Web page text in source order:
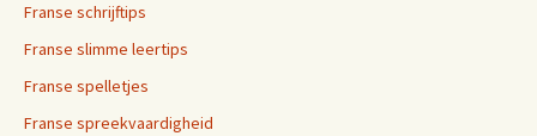
Franse schrijftips
Franse slimme leertips
Franse spelletjes
Franse spreekvaardigheid